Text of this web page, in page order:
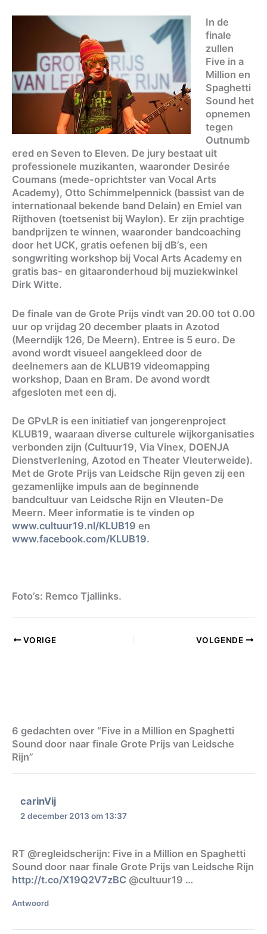
In de
finale
zullen
Five in a
Million en
Spaghetti
Sound het
opnemen
tegen
Outnumb
ered en Seven to Eleven. De jury bestaat uit
professionele muzikanten, waaronder Desirée
Coumans (mede-oprichtster van Vocal Arts
Academy), Otto Schimmelpennick (bassist van de
internationaal bekende band Delain) en Emiel van
Rijthoven (toetsenist bij Waylon). Er zijn prachtige
bandprijzen te winnen, waaronder bandcoaching
door het UCK, gratis oefenen bij dB’s, een
songwriting workshop bij Vocal Arts Academy en
gratis bas- en gitaaronderhoud bij muziekwinkel
Dirk Witte.
De finale van de Grote Prijs vindt van 20.00 tot 0.00
uur op vrijdag 20 december plaats in Azotod
(Meerndijk 126, De Meern). Entree is 5 euro. De
avond wordt visueel aangekleed door de
deelnemers aan de KLUB19 videomapping
workshop, Daan en Bram. De avond wordt
afgesloten met een dj.
De GPvLR is een initiatief van jongerenproject
KLUB19, waaraan diverse culturele wijkorganisaties
verbonden zijn (Cultuur19, Via Vinex, DOENJA
Dienstverlening, Azotod en Theater Vleuterweide).
Met de Grote Prijs van Leidsche Rijn geven zij een
gezamenlijke impuls aan de beginnende
bandcultuur van Leidsche Rijn en Vleuten-De
Meern. Meer informatie is te vinden op
www.cultuur19.nl/KLUB19 en
www.facebook.com/KLUB19.
Foto’s: Remco Tjallinks.
VORIGE VOLGENDE
6 gedachten over “Five in a Million en Spaghetti
Sound door naar finale Grote Prijs van Leidsche
Rijn”
carinVij
2 december 2013 om 13:37
RT @regleidscherijn: Five in a Million en Spaghetti
Sound door naar finale Grote Prijs van Leidsche Rijn
http://t.co/X19Q2V7zBC @cultuur19 …
Antwoord